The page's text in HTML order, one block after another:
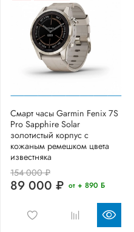
Смарт часы Garmin Fenix 7S
Pro Sapphire Solar
золотистый корпус с
кожаным ремешком цвета
известняка
154 000 ₽
89 000 ₽ от + 890 Б